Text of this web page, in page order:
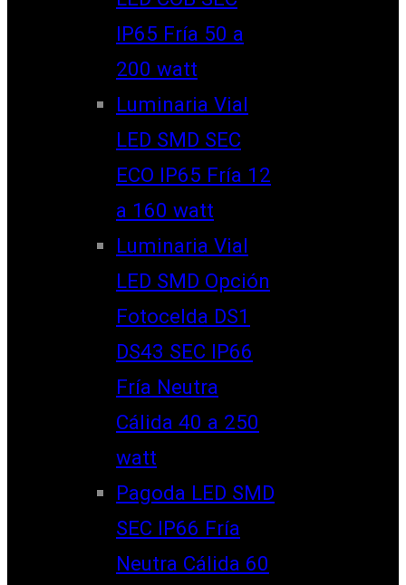
IP65 Fría 50 a
200 watt
Luminaria Vial
LED SMD SEC
ECO IP65 Fría 12
a 160 watt
Luminaria Vial
LED SMD Opción
Fotocelda DS1
DS43 SEC IP66
Fría Neutra
Cálida 40 a 250
watt
Pagoda LED SMD
SEC IP66 Fría
Neutra Cálida 60